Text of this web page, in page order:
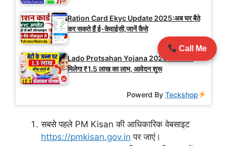
Ration Card Ekyc Update 2025:अब घर बैठे
कर सकते हैं ई-केवाईसी,जानें कैसे
Lado Protsahan Yojana 2025: बेटियों को
मिलेगा ₹1.5 लाख का लाभ, आवेदन शुरू
Powerd ByTeckshop
सबसे पहले PM Kisan की आधिकारिक वेबसाइट
https://pmkisan.gov.in पर जाएं।
Call Me